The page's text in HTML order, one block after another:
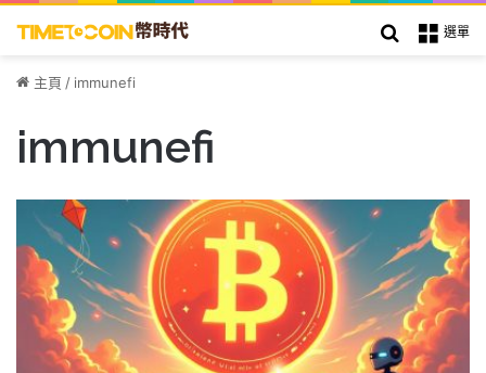
選單
搜索
主頁 / immunefi
immunefi